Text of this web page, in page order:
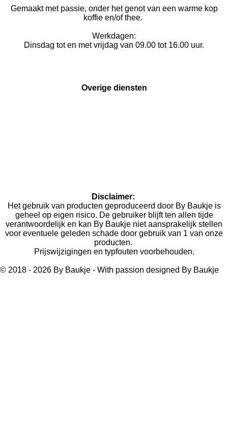
Gemaakt met passie, onder het genot van een warme kop
koffie en/of thee.
Werkdagen:
Dinsdag tot en met vrijdag van 09.00 tot 16.00 uur.
Overige diensten
Disclaimer:
Het gebruik van producten geproduceerd door By Baukje is
geheel op eigen risico. De gebruiker blijft ten allen tijde
verantwoordelijk en kan By Baukje niet aansprakelijk stellen
voor eventuele geleden schade door gebruik van 1 van onze
producten.
Prijswijzigingen en typfouten voorbehouden.
© 2018 - 2026 By Baukje - With passion designed By Baukje